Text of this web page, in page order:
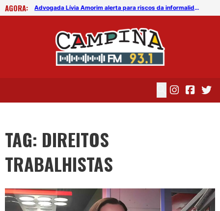
AGORA:
Advogada Lívia Amorim alerta para riscos da informalidade Advogada Lívia Amorim alerta para riscos da informalidade
TAG: DIREITOS
TRABALHISTAS